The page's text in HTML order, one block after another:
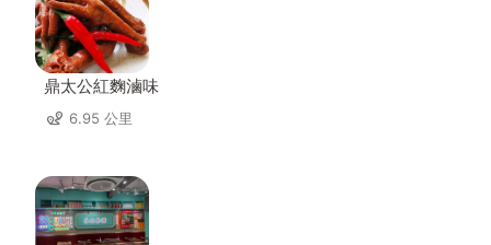
鼎太公紅麴滷味
6.95 公里